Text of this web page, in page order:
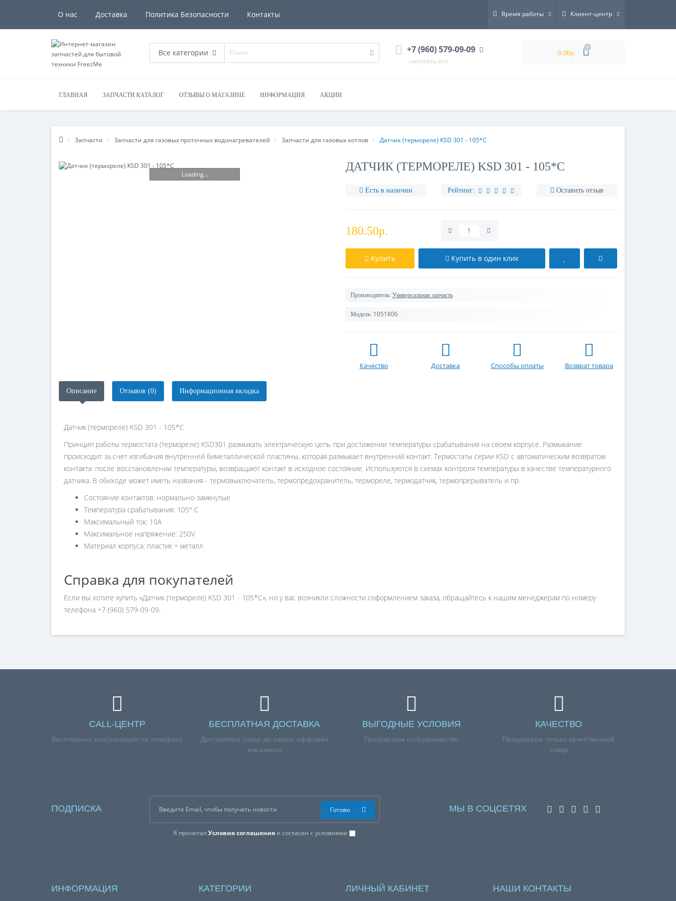
О нас Доставка Политика Безопасности Контакты Время работы Клиент-центр
Все категории +7 (960) 579-09-09
смотреть все
0.00р.
0
ГЛАВНАЯ ЗАПЧАСТИ КАТАЛОГ ОТЗЫВЫ О МАГАЗИНЕ ИНФОРМАЦИЯ АКЦИИ
Запчасти Запчасти для газовых проточных водонагревателей Запчасти для газовых котлов Датчик (термореле) KSD 301 - 105*C
Loading...
ДАТЧИК (ТЕРМОРЕЛЕ) KSD 301 - 105*C
Есть в наличии Рейтинг: Оставить отзыв
180.50р.
Купить Купить в один клик
Производитель: Универсальная запчасть
Модель: 1051806
Качество Доставка Способы оплаты Возврат товара
Описание Отзывов (0) Информационная вкладка
Датчик (термореле) KSD 301 - 105*C
Принцип работы термостата (термореле) KSD301 размыкать электрическую цепь при достижении температуры срабатывания на своем корпусе. Размыкание
происходит за счет изгибания внутренней биметаллической пластины, которая размыкает внутренний контакт. Термостаты серии KSD с автоматическим возвратом
контакта: после восстановлении температуры, возвращают контакт в исходное состояние. Используются в схемах контроля температуры в качестве температурного
датчика. В обиходе может иметь названия - термовыключатель, термопредохранитель, термореле, термодатчик, термопрерыватель и пр.
Состояние контактов: нормально-замкнутые
Температура срабатывания: 105° C
Максимальный ток: 10A
Максимальное напряжение: 250V
Материал корпуса: пластик + металл
Справка для покупателей
Если вы хотите купить «Датчик (термореле) KSD 301 - 105*C», но у вас возникли сложности соформлением заказа, обращайтесь к нашим менеджерам по номеру
телефона +7 (960) 579-09-09.
CALL-ЦЕНТР
Бесплатные консультации по телефону
БЕСПЛАТНАЯ ДОСТАВКА
Доставляем товар до наших оффлайн
магазинов
ВЫГОДНЫЕ УСЛОВИЯ
Предлагаем сотрудничество
КАЧЕСТВО
Предлагаем только качественный
товар
ПОДПИСКА
Я прочиталУсловия соглашения и согласен с условиями
Готово МЫ В СОЦСЕТЯХ
ИНФОРМАЦИЯ КАТЕГОРИИ ЛИЧНЫЙ КАБИНЕТ НАШИ КОНТАКТЫ